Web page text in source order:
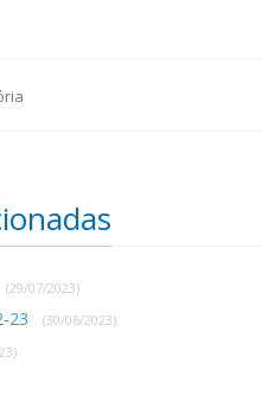
(29/07/2023)
23 (30/06/2023)